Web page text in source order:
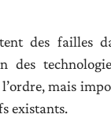
des failles
des
mais
existants.